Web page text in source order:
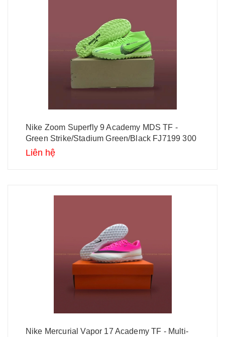
Nike Zoom Superfly 9 Academy MDS TF -
Green Strike/Stadium Green/Black FJ7199 300
Liên hệ
Nike Mercurial Vapor 17 Academy TF - Multi-